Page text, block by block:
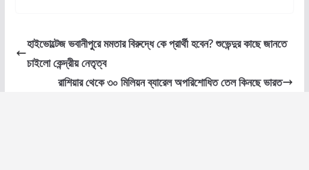
হাইভোল্টেজ ভবানীপুরে মমতার বিরুদ্ধে কে প্রার্থী হবেন? শুভেন্দুর কাছে জানতে
চাইলো কেন্দ্রীয় নেতৃত্ব
রাশিয়ার থেকে ৩০ মিলিয়ন ব্যারেল অপরিশোধিত তেল কিনছে ভারত